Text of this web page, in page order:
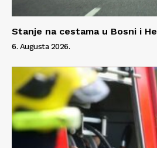
Stanje na cestama u Bosni i
6. Augusta 2026.